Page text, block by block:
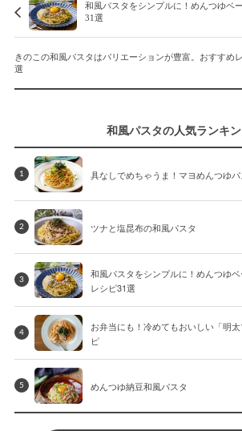
和風パスタをシンプルに！めんつゆベ
31選
きのこの和風パスタはバリエーションが豊富。おすすめ
選
和風パスタの人気ランキ
1 具なしでめちゃうま！マヨめんつゆパ
2 ツナと塩昆布の和風パスタ
3
和風パスタをシンプルに！めんつゆ
レシピ31選
4
お弁当にも！冷めてもおいしい「明
ピ
5 めんつゆ納豆和風パスタ